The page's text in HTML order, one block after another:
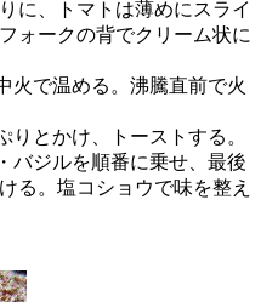
に、トマトは薄めにスライ
ォークの背でクリーム状に
火で温める。沸騰直前で火
りとかけ、トーストする。
バジルを順番に乗せ、最後
る。塩コショウで味を整え